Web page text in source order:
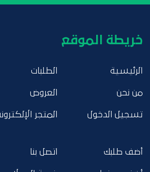
خريطة الموقع
الرئيسية
من نحن
تسجيل الدخول
الطلبات
العروض
المتجر
أضف طلبك اتصل بنا